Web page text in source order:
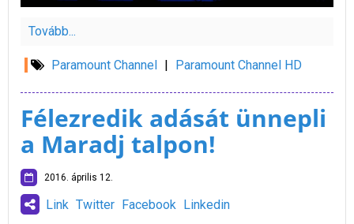
Tovább...
Paramount Channel | Paramount Channel HD
Félezredik adását ünnepli
a Maradj talpon!
2016. április 12.
Link Twitter Facebook Linkedin